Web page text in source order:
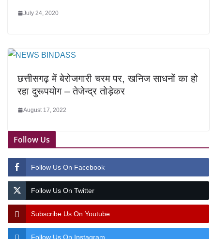
July 24, 2020
छत्तीसगढ़ में बेरोजगारी चरम पर, खनिज साधनों का हो
रहा दुरूपयोग – तेजेन्द्र तोड़ेकर
August 17, 2022
Follow Us
Follow Us On Facebook
Follow Us On Twitter
Subscribe Us On Youtube
Follow Us On Instagram